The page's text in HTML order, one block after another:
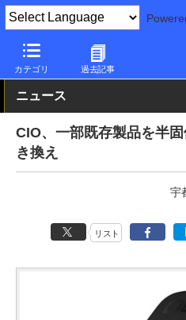
カテゴリ 過去記事
PC Watch 半導体/周辺機器
ニュース
CIO、一部既存製品を半
き換え
宇
リスト